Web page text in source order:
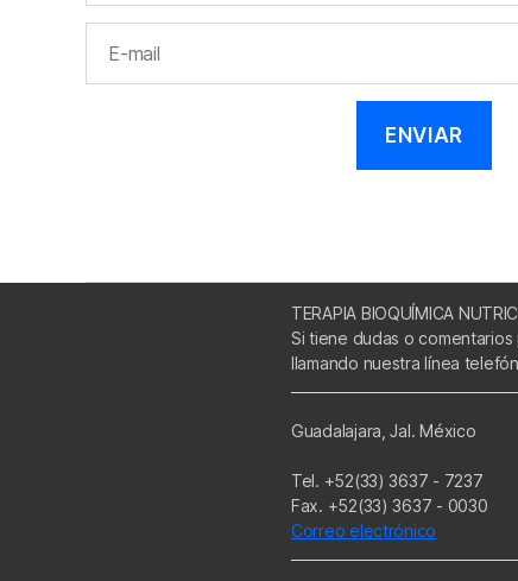
TERAPIA BIOQUÍMICA
Si tiene dudas o
llamando nuestra línea
Guadalajara, Jal. México
Tel. +52(33) 3637 - 7237
Fax. +52(33) 3637 - 0030
Correo electrónico